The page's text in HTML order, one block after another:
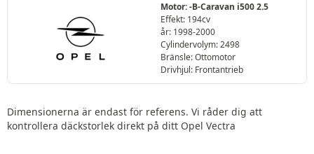
Motor: -B-Caravan i500 2.5
Effekt: 194cv
år: 1998-2000
Cylindervolym: 2498
Bränsle: Ottomotor
Drivhjul: Frontantrieb
Dimensionerna är endast för referens. Vi råder dig att
kontrollera däckstorlek direkt på ditt Opel Vectra